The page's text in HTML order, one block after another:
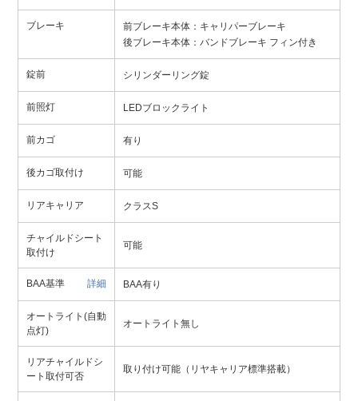
ブレーキ
前ブレーキ本体：キャリパーブレーキ
後ブレーキ本体：バンドブレーキ フィン付き
錠前 シリンダーリング錠
前照灯 LEDブロックライト
前カゴ 有り
後カゴ取付け 可能
リアキャリア クラスS
チャイルドシート
取付け
可能
BAA基準 詳細 BAA有り
オートライト(自動
点灯)
オートライト無し
リアチャイルドシ
ート取付可否
取り付け可能（リヤキャリア標準搭載）